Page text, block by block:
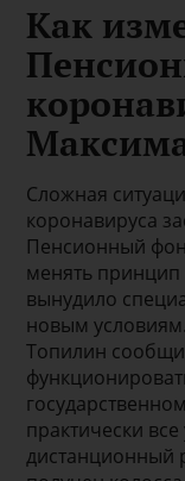
Как
Сложная
коронавируса
Пенсионный
менять
вынудило
новым
Топилин
практически
дистанционный